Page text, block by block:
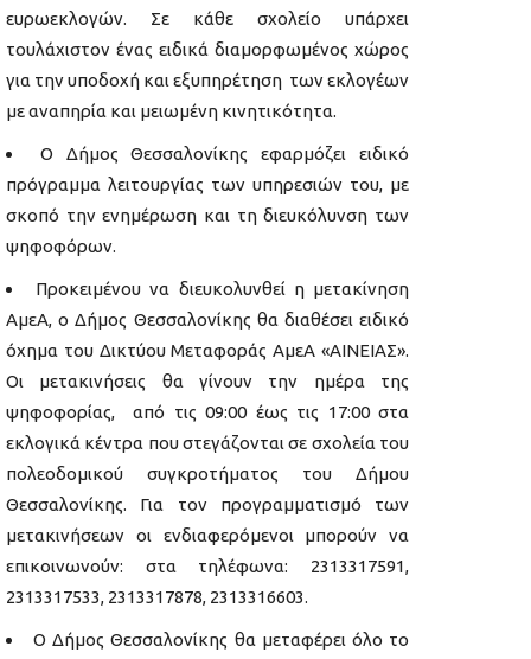
ευρωεκλογών. Σε κάθε σχολείο υπάρχει
τουλάχιστον ένας ειδικά διαμορφωμένος χώρος
για την υποδοχή και εξυπηρέτηση των εκλογέων
με αναπηρία και μειωμένη κινητικότητα.
Ο Δήμος Θεσσαλονίκης εφαρμόζει ειδικό
πρόγραμμα λειτουργίας των υπηρεσιών του, με
σκοπό την ενημέρωση και τη διευκόλυνση των
ψηφοφόρων.
Προκειμένου να διευκολυνθεί η μετακίνηση
ΑμεΑ, ο Δήμος Θεσσαλονίκης θα διαθέσει ειδικό
όχημα του Δικτύου Μεταφοράς ΑμεΑ «ΑΙΝΕΙΑΣ».
Οι μετακινήσεις θα γίνουν την ημέρα της
ψηφοφορίας, από τις 09:00 έως τις 17:00 στα
εκλογικά κέντρα που στεγάζονται σε σχολεία του
πολεοδομικού συγκροτήματος του Δήμου
Θεσσαλονίκης. Για τον προγραμματισμό των
μετακινήσεων οι ενδιαφερόμενοι μπορούν να
επικοινωνούν: στα τηλέφωνα: 2313317591,
2313317533, 2313317878, 2313316603.
Ο Δήμος Θεσσαλονίκης θα μεταφέρει όλο το